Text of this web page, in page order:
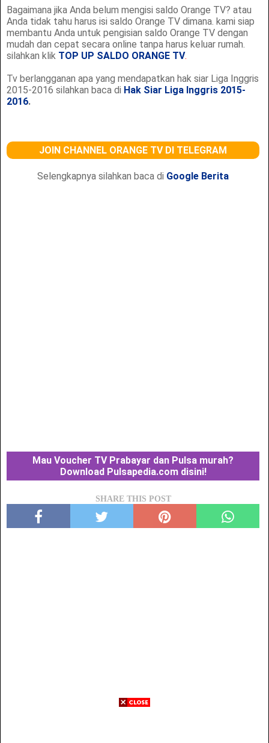
Bagaimana jika Anda belum mengisi saldo Orange TV? atau
Anda tidak tahu harus isi saldo Orange TV dimana. kami siap
membantu Anda untuk pengisian saldo Orange TV dengan
mudah dan cepat secara online tanpa harus keluar rumah.
silahkan klik TOP UP SALDO ORANGE TV.
Tv berlangganan apa yang mendapatkan hak siar Liga Inggris
2015-2016 silahkan baca di Hak Siar Liga Inggris 2015-
2016.
JOIN CHANNEL ORANGE TV DI TELEGRAM
Selengkapnya silahkan baca di Google Berita
Mau Voucher TV Prabayar dan Pulsa murah?
Download Pulsapedia.com disini!
SHARE THIS POST